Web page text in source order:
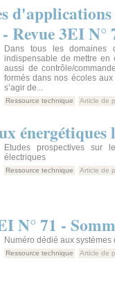
d'applications
Revue 3EI N°
Dans tous les domaines
indispensable de mettre
aussi de contrôle/
formés dans nos écoles
s’agir de...
Ressource technique Article de
Etudes prospectives sur
électriques
Ressource technique Article de
N° 71 -
Numéro dédié aux systèmes
Ressource technique Article de